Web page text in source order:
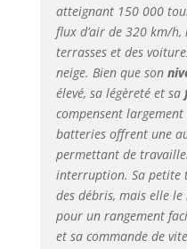
atteignant 150 000
flux d’air de 320 km/
terrasses et des
neige. Bien que son
élevé, sa légèreté et sa
compensent
batteries offrent une
permettant de
interruption. Sa petite
des débris, mais elle
pour un rangement
et sa commande de